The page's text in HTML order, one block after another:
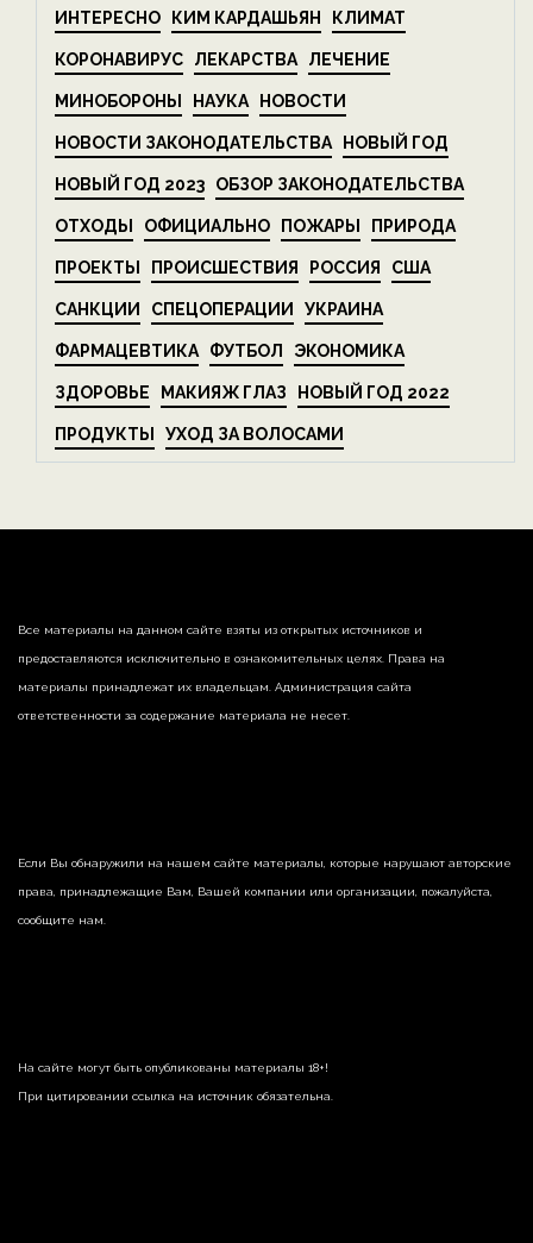
ИНТЕРЕСНО КИМ КАРДАШЬЯН КЛИМАТ
КОРОНАВИРУС ЛЕКАРСТВА ЛЕЧЕНИЕ
МИНОБОРОНЫ НАУКА НОВОСТИ
НОВОСТИ ЗАКОНОДАТЕЛЬСТВА НОВЫЙ ГОД
НОВЫЙ ГОД 2023 ОБЗОР ЗАКОНОДАТЕЛЬСТВА
ОТХОДЫ ОФИЦИАЛЬНО ПОЖАРЫ ПРИРОДА
ПРОЕКТЫ ПРОИСШЕСТВИЯ РОССИЯ США
САНКЦИИ СПЕЦОПЕРАЦИИ УКРАИНА
ФАРМАЦЕВТИКА ФУТБОЛ ЭКОНОМИКА
ЗДОРОВЬЕ МАКИЯЖ ГЛАЗ НОВЫЙ ГОД 2022
ПРОДУКТЫ УХОД ЗА ВОЛОСАМИ
Все материалы на данном сайте взяты из открытых источников и
предоставляются исключительно в ознакомительных целях. Права на
материалы принадлежат их владельцам. Администрация сайта
ответственности за содержание материала не несет.
Если Вы обнаружили на нашем сайте материалы, которые нарушают авторские
права, принадлежащие Вам, Вашей компании или организации, пожалуйста,
сообщите нам.
На сайте могут быть опубликованы материалы 18+!
При цитировании ссылка на источник обязательна.